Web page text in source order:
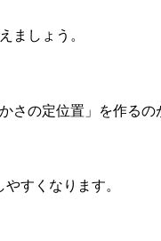
ましょう。
さの定位置」を作るの
すくなります。